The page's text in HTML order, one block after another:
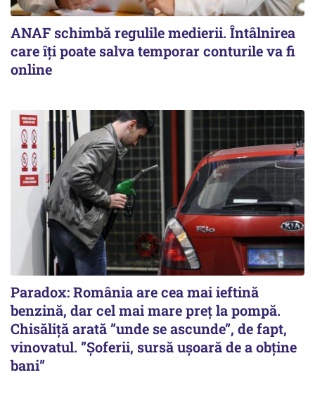
ANAF schimbă regulile medierii. Întâlnirea
care îți poate salva temporar conturile va fi
online
Paradox: România are cea mai ieftină
benzină, dar cel mai mare preț la pompă.
Chisăliță arată ”unde se ascunde”, de fapt,
vinovatul. ”Șoferii, sursă ușoară de a obține
bani”